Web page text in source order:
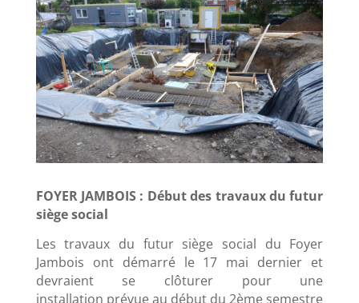
FOYER JAMBOIS : Début des travaux du futur
siège social
Les travaux du futur siège social du Foyer
Jambois ont démarré le 17 mai dernier et
devraient se clôturer pour une
installation prévue au début du 2ème semestre